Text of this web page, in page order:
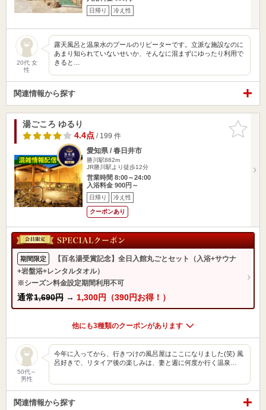
日帰り 冷え性
20代 女
性
露天風呂と温泉水のプールのリピーターです。立派な施設なのに
あまり知られていないせいか、そんなに混まずにゆったり利用で
きると…
関連情報から探す
お気に入
りに追加
湯ごころ ゆるり
4.4点/ 199 件
愛知県 / 春日井市
勝川駅882m
JR勝川駅より徒歩12分
営業時間 8:00～24:00
入浴料金 900円～
日帰り 冷え性
クーポンあり
期間限定
【百名湯受賞記念】全日入館丸ごとセット（入浴+サウナ
+岩盤浴+レンタルタオル）
※シーズン料金設定期間利用不可
通常1,690円 → 1,300円（390円お得！）
他にも3種類のクーポンがあります
50代～
男性
今年に入ってから、行きつけの風呂屋はここになりました(笑) 風
呂好きで、リタイア後の楽しみは、妻と週に何度か行く温泉…
関連情報から探す